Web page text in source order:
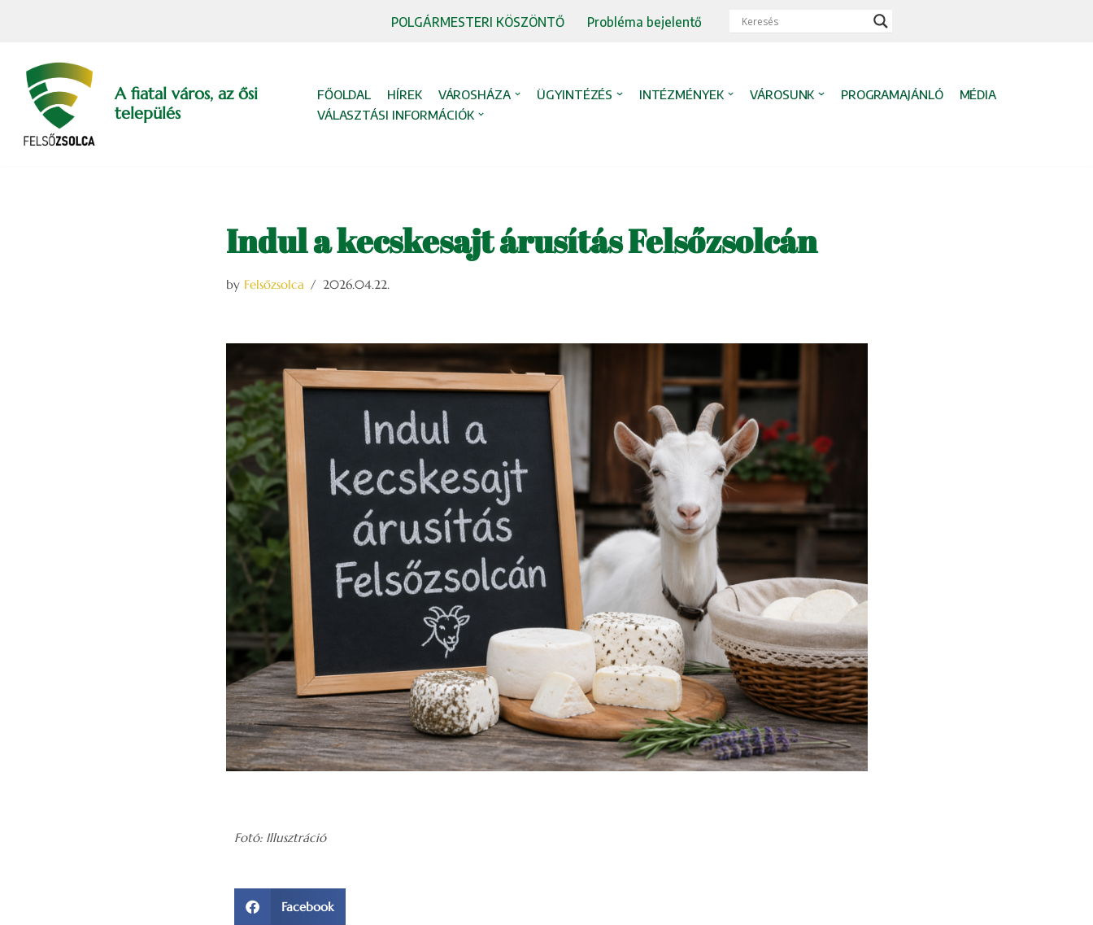
content
POLGÁRMESTERI KÖSZÖNTŐ Probléma bejelentő
A fiatal város, az ősi
település
FŐOLDAL HÍREK VÁROSHÁZA ÜGYINTÉZÉS INTÉZMÉNYEK VÁROSUNK PROGRAMAJÁNLÓ
MÉDIA
VÁLASZTÁSI INFORMÁCIÓK
Indul a kecskesajt árusítás Felsőzsolcán
by Felsőzsolca 2026.04.22.
Fotó: Illusztráció
Facebook